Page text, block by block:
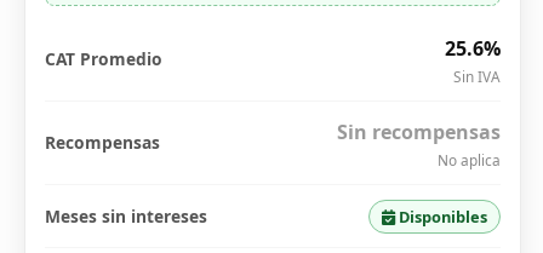
CAT Promedio 25.6%
Sin IVA
Recompensas Sin recompensas
No aplica
Meses sin intereses Disponibles